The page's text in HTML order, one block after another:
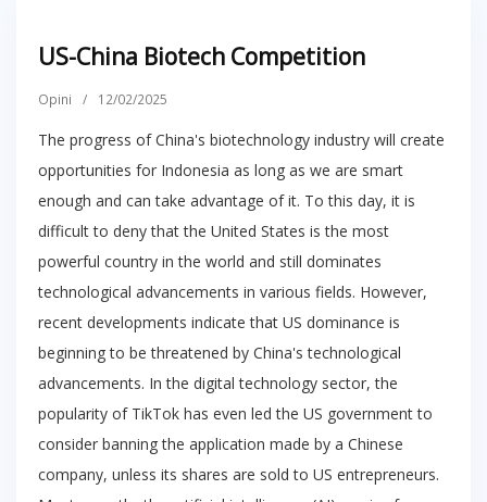
US-China Biotech Competition
Opini / 12/02/2025
The progress of China's biotechnology industry will create
opportunities for Indonesia as long as we are smart
enough and can take advantage of it. To this day, it is
difficult to deny that the United States is the most
powerful country in the world and still dominates
technological advancements in various fields. However,
recent developments indicate that US dominance is
beginning to be threatened by China's technological
advancements. In the digital technology sector, the
popularity of TikTok has even led the US government to
consider banning the application made by a Chinese
company, unless its shares are sold to US entrepreneurs.